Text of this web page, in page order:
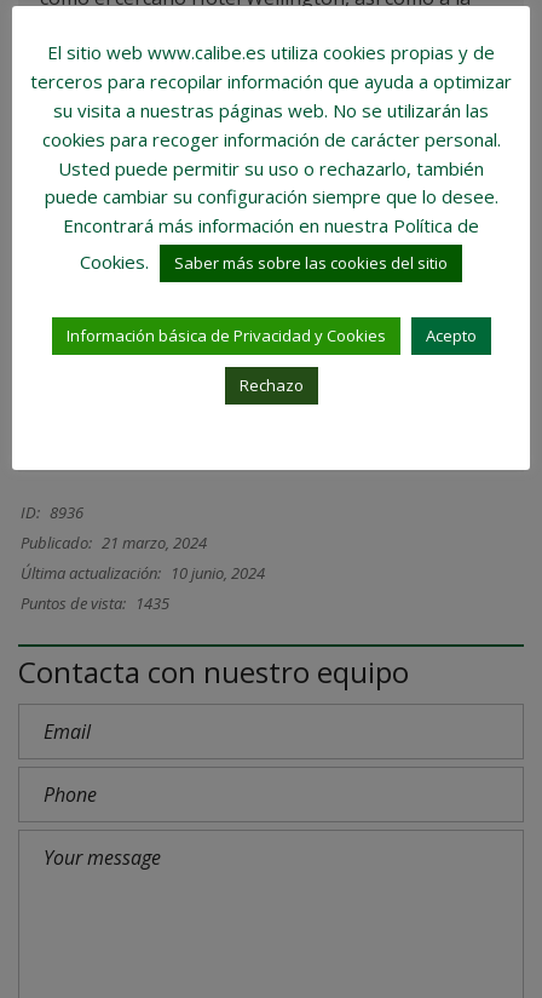
de la ciudad (Amazónico, El Paraguas, Lobito
de Mar…).
Su excelente distribución, su inmejorable ubicación
y sus magníficas calidades hacen de este inmueble
una OPORTUNIDAD ÚNICA.
Comparte la entrada PISO EN CALLE VELAZQUEZ.
Compártelo en Facebook
ID: 8936
Publicado: 21 marzo, 2024
Última actualización: 10 junio, 2024
Puntos de vista: 1435
Contacta con nuestro equipo
El sitio web www.calibe.es utiliza cookies propias y de
terceros para recopilar información que ayuda a optimizar
su visita a nuestras páginas web. No se utilizarán las
cookies para recoger información de carácter personal.
Usted puede permitir su uso o rechazarlo, también
puede cambiar su configuración siempre que lo desee.
Encontrará más información en nuestra Política de
Cookies.
Saber más sobre las cookies del sitio
Información básica de Privacidad y Cookies Acepto
Rechazo